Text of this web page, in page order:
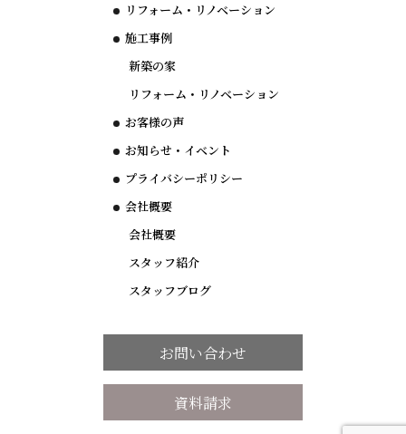
リフォーム・リノベーション
施工事例
新築の家
リフォーム・リノベーション
お客様の声
お知らせ・イベント
プライバシーポリシー
会社概要
会社概要
スタッフ紹介
スタッフブログ
お問い合わせ
資料請求